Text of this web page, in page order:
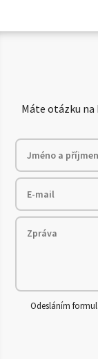
Máte otázku
Odesláním